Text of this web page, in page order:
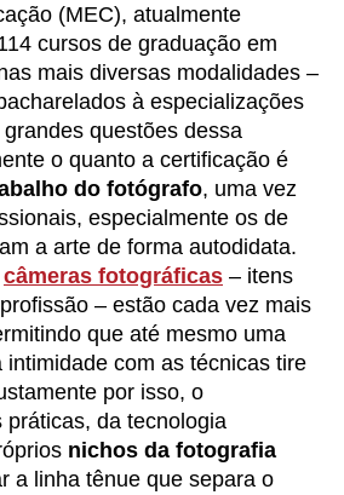
(MEC), atualmente
cursos de graduação em
mais diversas modalidades –
à especializações
questões dessa
o quanto a certificação é
do fotógrafo, uma vez
especialmente os de
a arte de forma autodidata.
câmeras fotográficas – itens
– estão cada vez mais
que até mesmo uma
intimidade com as técnicas tire
por isso, o
práticas, da tecnologia
nichos da fotografia
a linha tênue que separa o